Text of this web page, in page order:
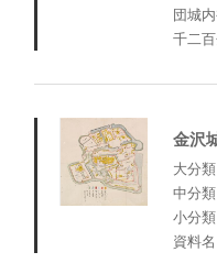
団城
千二
金沢
大分
中分
小分
資料